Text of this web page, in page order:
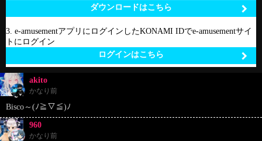
ダウンロードはこちら
3. e-amusementアプリにログインしたKONAMI IDでe-amusementサイ
トにログイン
ログインはこちら
akito
かなり前
Bisco～(ﾉ≧▽≦)ﾉ
960
かなり前